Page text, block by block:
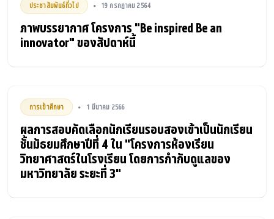
ประชาสัมพันธ์ทั่วไป • 19 กรกฎาคม 2564
ภาพบรรยากาศ โครงการ "Be inspired Be an
innovator" ของสัปดาห์นี้
การเข้าศึกษา • 1 มีนาคม 2566
ผลการสอบคัดเลือกนักเรียนรอบสองเข้าเป็นนักเรียน
ชั้นมัธยมศึกษาปีที่ 4 ใน "โครงการห้องเรียน
วิทยาศาสตร์ในโรงเรียน โดยการกำกับดูแลของ
มหาวิทยาลัย ระยะที่ 3"